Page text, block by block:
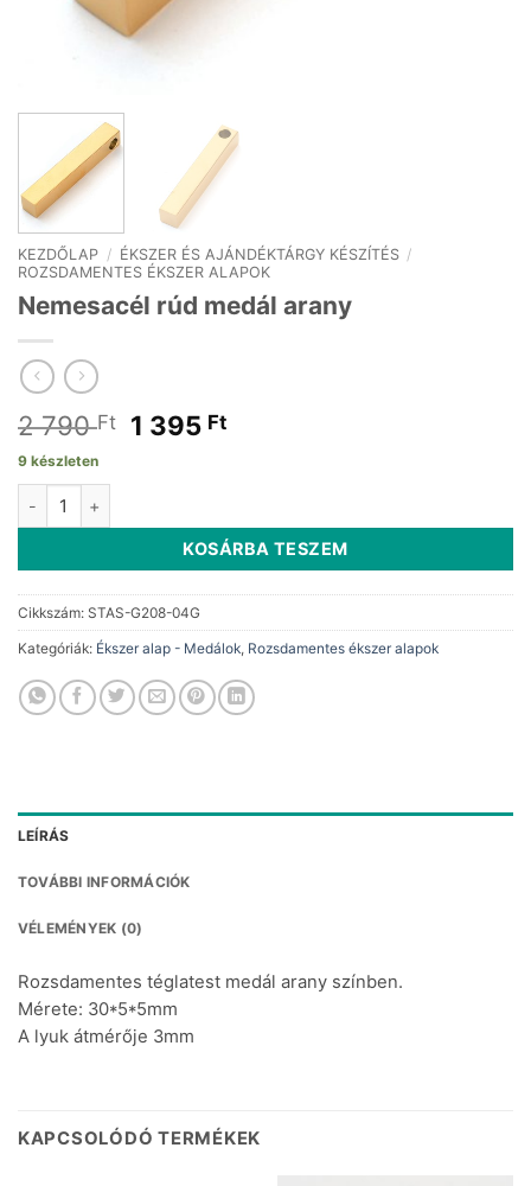
KEZDŐLAP / ÉKSZER ÉS AJÁNDÉKTÁRGY KÉSZÍTÉS /
ROZSDAMENTES ÉKSZER ALAPOK
Nemesacél rúd medál arany
2 790Ft
Original
790 Ft.
1 395 FtCurrent
395 Ft.
9 készleten
KOSÁRBA TESZEM
Cikkszám: STAS-G208-04G
Kategóriák: Ékszer alap - Medálok Rozsdamentes ékszer alapok
LEÍRÁS
TOVÁBBI INFORMÁCIÓK
VÉLEMÉNYEK (0)
Rozsdamentes téglatest medál arany színben.
Mérete: 30*5*5mm
A lyuk átmérője 3mm
KAPCSOLÓDÓ TERMÉKEK